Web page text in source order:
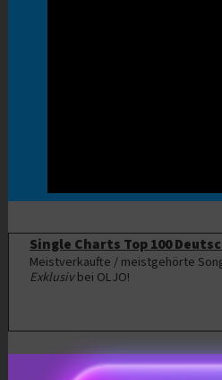
Single Charts Top 100
Meistverkaufte / meistgehörte
Exklusivbei OLJO!